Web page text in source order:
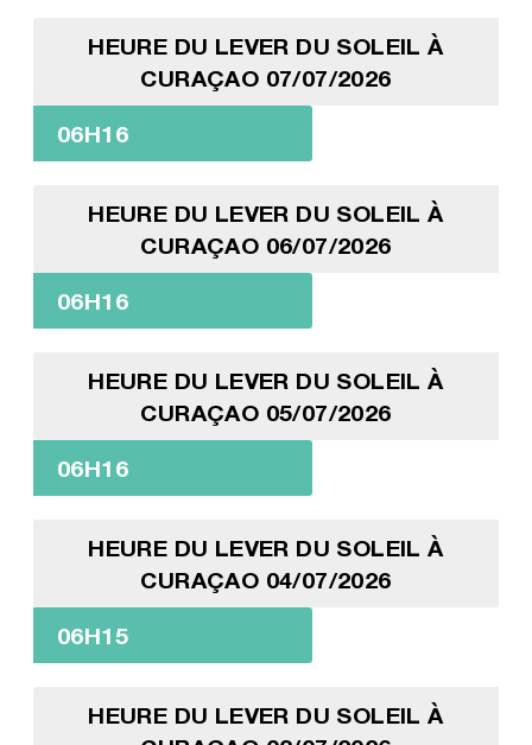
HEURE DU LEVER DU SOLEIL À
CURAÇAO 07/07/2026
06H16
HEURE DU LEVER DU SOLEIL À
CURAÇAO 06/07/2026
06H16
HEURE DU LEVER DU SOLEIL À
CURAÇAO 05/07/2026
06H16
HEURE DU LEVER DU SOLEIL À
CURAÇAO 04/07/2026
06H15
HEURE DU LEVER DU SOLEIL À